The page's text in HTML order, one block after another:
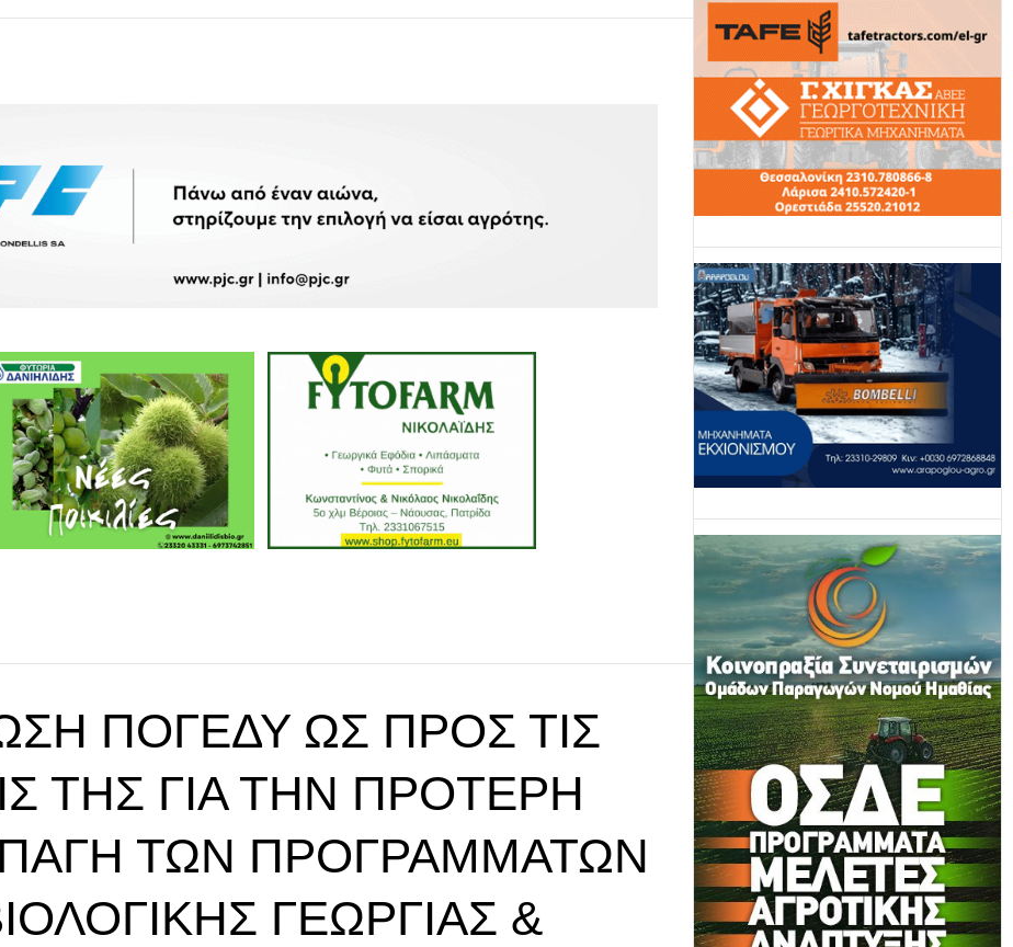
ΠΟΓΕΔΥ ΩΣ ΠΡΟΣ ΤΙΣ
ΤΗΣ ΓΙΑ ΤΗΝ ΠΡΌΤΕΡΗ
ΤΩΝ ΠΡΟΓΡΑΜΜΆΤΩΝ
ΓΕΩΡΓΊΑΣ &